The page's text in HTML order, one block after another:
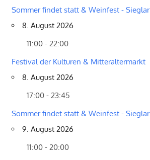
Sommer findet statt & Weinfest - Sieglar
8. August 2026
11:00 - 22:00
Festival der Kulturen & Mitteraltermarkt
8. August 2026
17:00 - 23:45
Sommer findet statt & Weinfest - Sieglar
9. August 2026
11:00 - 20:00